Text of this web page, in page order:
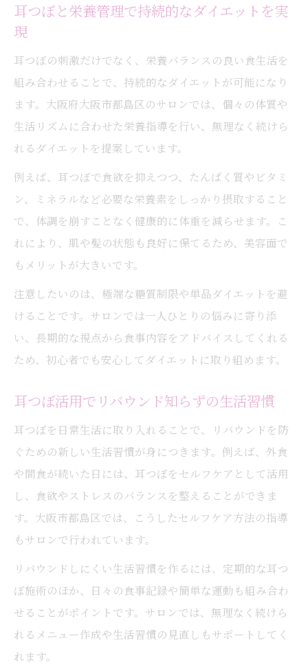
耳つぼと栄養管理で持続的なダイエットを実
現
耳つぼの刺激だけでなく、栄養バランスの良い食生活を
組み合わせることで、持続的なダイエットが可能になり
ます。大阪府大阪市都島区のサロンでは、個々の体質や
生活リズムに合わせた栄養指導を行い、無理なく続けら
れるダイエットを提案しています。
例えば、耳つぼで食欲を抑えつつ、たんぱく質やビタミ
ン、ミネラルなど必要な栄養素をしっかり摂取すること
で、体調を崩すことなく健康的に体重を減らせます。こ
れにより、肌や髪の状態も良好に保てるため、美容面で
もメリットが大きいです。
注意したいのは、極端な糖質制限や単品ダイエットを避
けることです。サロンでは一人ひとりの悩みに寄り添
い、長期的な視点から食事内容をアドバイスしてくれる
ため、初心者でも安心してダイエットに取り組めます。
耳つぼ活用でリバウンド知らずの生活習慣
耳つぼを日常生活に取り入れることで、リバウンドを防
ぐための新しい生活習慣が身につきます。例えば、外食
や間食が続いた日には、耳つぼをセルフケアとして活用
し、食欲やストレスのバランスを整えることができま
す。大阪市都島区では、こうしたセルフケア方法の指導
もサロンで行われています。
リバウンドしにくい生活習慣を作るには、定期的な耳つ
ぼ施術のほか、日々の食事記録や簡単な運動も組み合わ
せることがポイントです。サロンでは、無理なく続けら
れるメニュー作成や生活習慣の見直しもサポートしてく
れます。